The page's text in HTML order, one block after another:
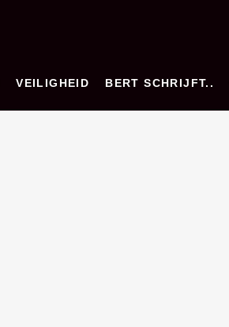
VEILIGHEID BERT SCHRIJFT..